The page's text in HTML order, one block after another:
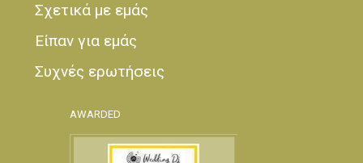
Σχετικά με εμάς
Είπαν για εμάς
Συχνές ερωτήσεις
AWARDED